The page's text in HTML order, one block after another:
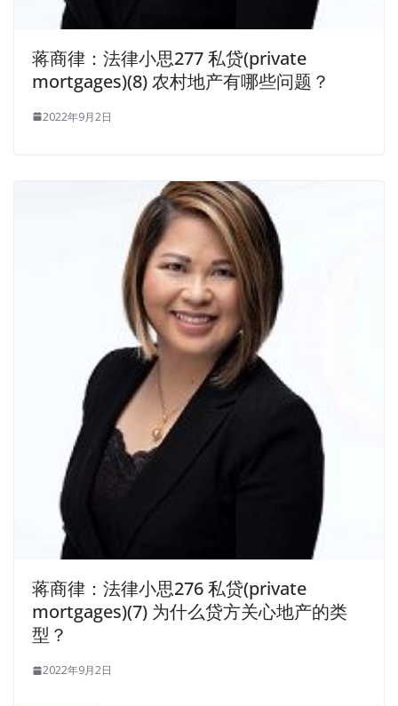
蒋商律：法律小思277 私贷(private
mortgages)(8) 农村地产有哪些问题？
2022年9月2日
蒋商律：法律小思276 私贷(private
mortgages)(7) 为什么贷方关心地产的类
型？
2022年9月2日